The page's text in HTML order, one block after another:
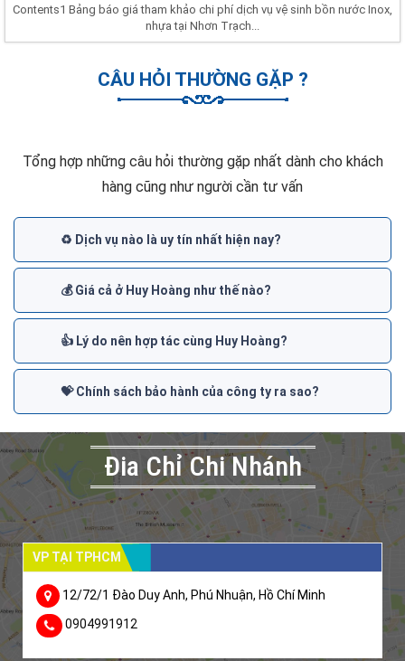
Contents1 Bảng báo giá tham khảo chi phí dịch vụ vệ sinh bồn nước Inox,
nhựa tại Nhơn Trạch...
CÂU HỎI THƯỜNG GẶP ?
Tổng hợp những câu hỏi thường gặp nhất dành cho khách
hàng cũng như người cần tư vấn
♻️ Dịch vụ nào là uy tín nhất hiện nay?
💰 Giá cả ở Huy Hoàng như thế nào?
👍 Lý do nên hợp tác cùng Huy Hoàng?
💝 Chính sách bảo hành của công ty ra sao?
Đia Chỉ Chi Nhánh
VP TẠI TPHCM
12/72/1 Đào Duy Anh, Phú Nhuận, Hồ Chí Minh
0904991912